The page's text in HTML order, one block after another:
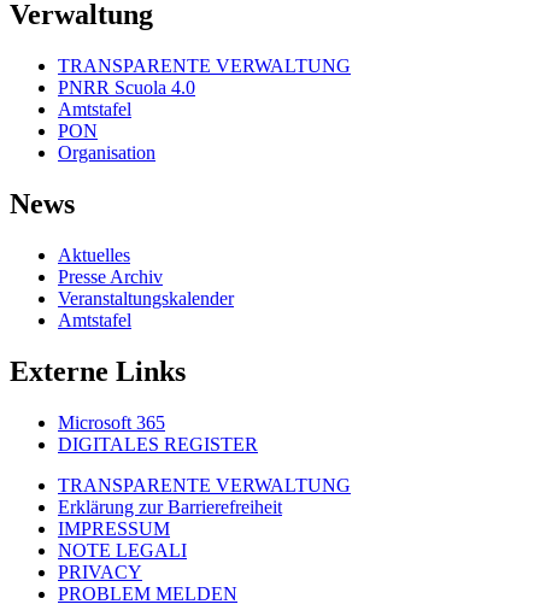
Verwaltung
TRANSPARENTE VERWALTUNG
PNRR Scuola 4.0
Amtstafel
PON
Organisation
News
Aktuelles
Presse Archiv
Veranstaltungskalender
Amtstafel
Externe Links
Microsoft 365
DIGITALES REGISTER
TRANSPARENTE VERWALTUNG
Erklärung zur Barrierefreiheit
IMPRESSUM
NOTE LEGALI
PRIVACY
PROBLEM MELDEN